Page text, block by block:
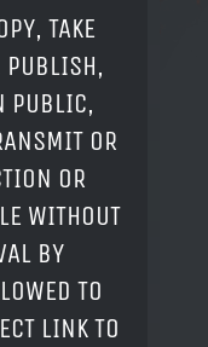
TAKE
PUBLISH,
PUBLIC,
OR
OR
WITHOUT
BY
TO
LINK TO